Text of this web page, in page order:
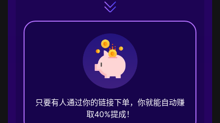
只要有人通过你的链接下单，你就能自动赚
取40%提成！